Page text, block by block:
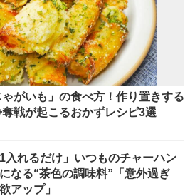
がいも」の食べ方！作り置きする
戦が起こるおかずレシピ3選
1入れるだけ」いつものチャーハン
なる“茶色の調味料”「意外過ぎ
アップ」